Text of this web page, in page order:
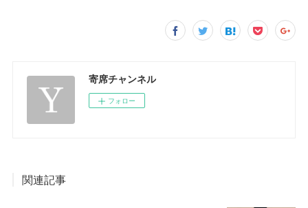
寄席チャンネル
フォロー
関連記事